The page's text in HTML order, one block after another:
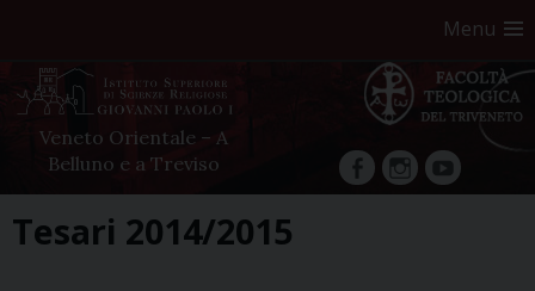
Menu
Veneto Orientale – A
Belluno e a Treviso
facebookInstagram
YouTube
Tesari 2014/2015